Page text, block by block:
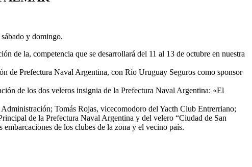
y domingo.
de la, competencia que se desarrollará del 11 al 13 de octubre en nuestra
de Prefectura Naval Argentina, con Río Uruguay Seguros como sponsor
de los dos veleros insignia de la Prefectura Naval Argentina: «El
Tomás Rojas, vicecomodoro del Yacth Club Entrerriano;
de la Prefectura Naval Argentina y del velero “Ciudad de San
de los clubes de la zona y el vecino país.